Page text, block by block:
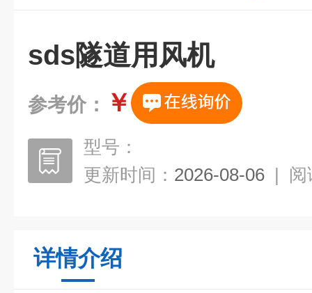
sds隧道用风机
参考价： ￥
型号：
更新时间： 2026-08-06 | 阅
详情介绍